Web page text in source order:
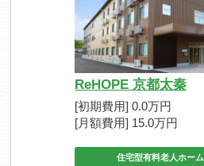
ReHOPE 京都太秦
[初期費用] 0.0万円
[月額費用] 15.0万円
住宅型有料老人ホーム